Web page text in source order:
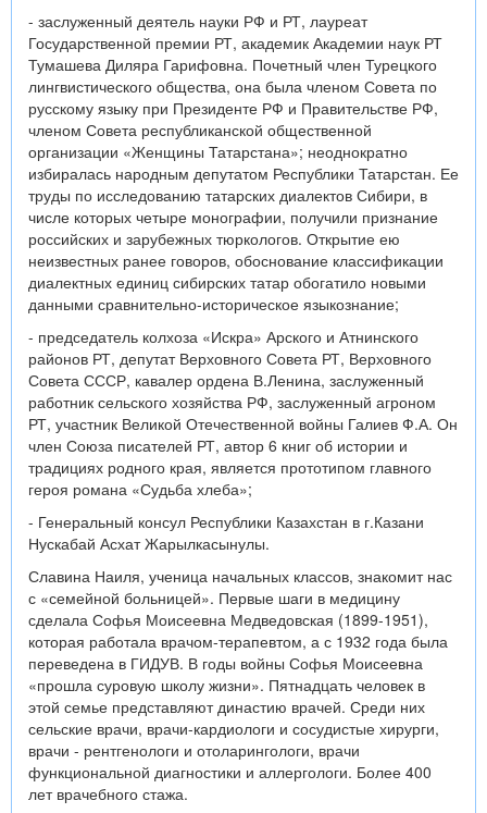
- заслуженный деятель науки РФ и РТ, лауреат
Государственной премии РТ, академик Академии наук РТ
Тумашева Диляра Гарифовна. Почетный член Турецкого
лингвистического общества, она была членом Совета по
русскому языку при Президенте РФ и Правительстве РФ,
членом Совета республиканской общественной
организации «Женщины Татарстана»; неоднократно
избиралась народным депутатом Республики Татарстан. Ее
труды по исследованию татарских диалектов Сибири, в
числе которых четыре монографии, получили признание
российских и зарубежных тюркологов. Открытие ею
неизвестных ранее говоров, обоснование классификации
диалектных единиц сибирских татар обогатило новыми
данными сравнительно-историческое языкознание;
- председатель колхоза «Искра» Арского и Атнинского
районов РТ, депутат Верховного Совета РТ, Верховного
Совета СССР, кавалер ордена В.Ленина, заслуженный
работник сельского хозяйства РФ, заслуженный агроном
РТ, участник Великой Отечественной войны Галиев Ф.А. Он
член Союза писателей РТ, автор 6 книг об истории и
традициях родного края, является прототипом главного
героя романа «Судьба хлеба»;
- Генеральный консул Республики Казахстан в г.Казани
Нускабай Асхат Жарылкасынулы.
Славина Наиля, ученица начальных классов, знакомит нас
с «семейной больницей». Первые шаги в медицину
сделала Софья Моисеевна Медведовская (1899-1951),
которая работала врачом-терапевтом, а с 1932 года была
переведена в ГИДУВ. В годы войны Софья Моисеевна
«прошла суровую школу жизни». Пятнадцать человек в
этой семье представляют династию врачей. Среди них
сельские врачи, врачи-кардиологи и сосудистые хирурги,
врачи - рентгенологи и отоларингологи, врачи
функциональной диагностики и аллергологи. Более 400
лет врачебного стажа.